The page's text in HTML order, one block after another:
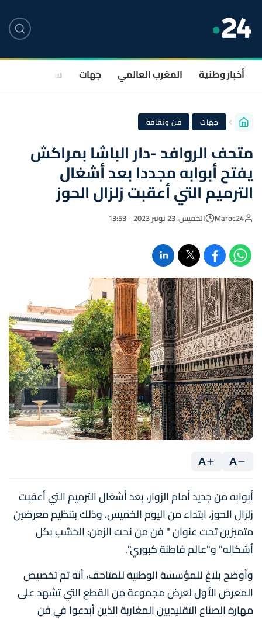
أخبار وطنية المغرب العالمي جهات سياسة
جهات · فن وثقافة
متحف الروافد -دار الباشا بمراكش
يفتح أبوابه مجددا بعد أشغال
الترميم التي أعقبت زلزال الحوز
Maroc24 الخميس، 23 نونبر 2023 - 13:53
A
A
أبوابه من جديد أمام الزوار، بعد أشغال الترميم التي أعقبت
زلزال الحوز، ابتداء من اليوم الخميس، وذلك بتنظيم معرضين
متميزين تحت عنوان " فن من نحت الزمن: الخشب بكل
أشكاله" و"عالم فاطنة كبوري".
وأوضح بلاغ للمؤسسة الوطنية للمتاحف، أنه تم تخصيص
المعرض الأول لعرض مجموعة من القطع التي تشهد على
مهارة الصناع التقليديين المغاربة الذين أبدعوا في فن